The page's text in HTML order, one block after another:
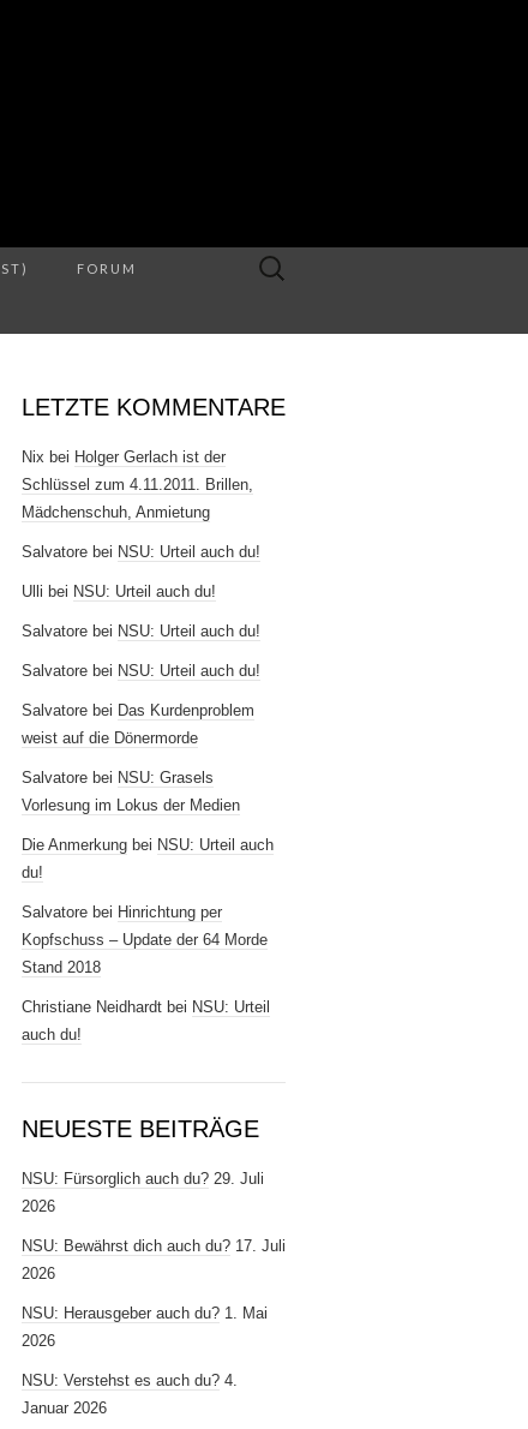
FORUM
Suche
LETZTE KOMMENTARE
Nix bei Holger Gerlach ist der
Schlüssel zum 4.11.2011. Brillen,
Mädchenschuh, Anmietung
Salvatore bei NSU: Urteil auch du!
Ulli bei NSU: Urteil auch du!
Salvatore bei NSU: Urteil auch du!
Salvatore bei NSU: Urteil auch du!
Salvatore bei Das Kurdenproblem
weist auf die Dönermorde
Salvatore bei NSU: Grasels
Vorlesung im Lokus der Medien
Die Anmerkung bei NSU: Urteil auch
du!
Salvatore bei Hinrichtung per
Kopfschuss – Update der 64 Morde
Stand 2018
Christiane Neidhardt bei NSU: Urteil
auch du!
NEUESTE BEITRÄGE
NSU: Fürsorglich auch du? 29. Juli
2026
NSU: Bewährst dich auch du? 17. Juli
2026
NSU: Herausgeber auch du? 1. Mai
2026
NSU: Verstehst es auch du? 4.
Januar 2026